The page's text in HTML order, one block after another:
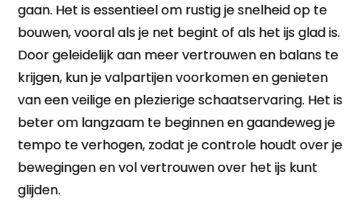
gaan. Het is essentieel om rustig je snelheid op te
bouwen, vooral als je net begint of als het ijs glad is.
Door geleidelijk aan meer vertrouwen en balans te
krijgen, kun je valpartijen voorkomen en genieten
van een veilige en plezierige schaatservaring. Het is
beter om langzaam te beginnen en gaandeweg je
tempo te verhogen, zodat je controle houdt over je
bewegingen en vol vertrouwen over het ijs kunt
glijden.